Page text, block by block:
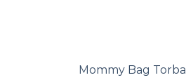
Mommy Bag Torba